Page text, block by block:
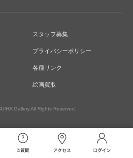
スタッフ募集
プライバシーポリシー
各種リンク
絵画買取
Gallery.All Rights Reserved.